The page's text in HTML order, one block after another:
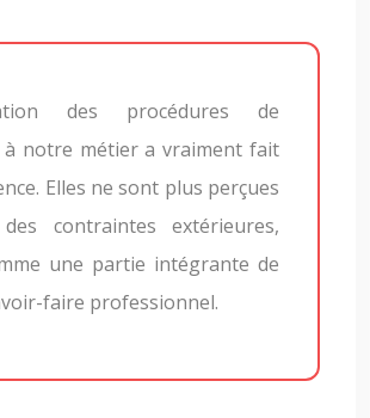
des procédures de
à notre métier a vraiment fait
Elles ne sont plus perçues
contraintes extérieures,
une partie intégrante de
faire professionnel.